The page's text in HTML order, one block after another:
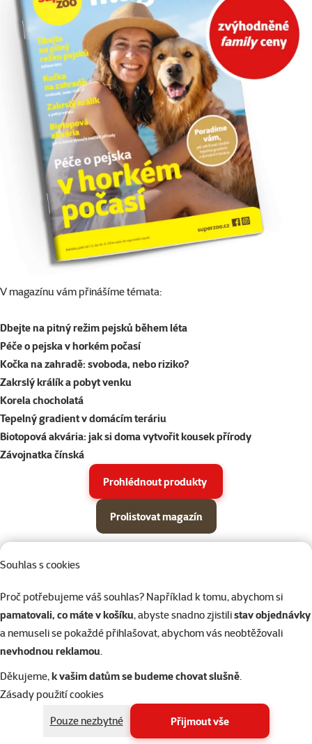
Souhlas s cookies
Proč potřebujeme váš souhlas? Například k tomu, abychom si
pamatovali, co máte v košíku, abyste snadno zjistilistav objednávky
a nemuseli se pokaždé přihlašovat, abychom vás neobtěžovali
nevhodnou reklamou.
Děkujeme,k vašim datům se budeme chovat slušně.
Zásady použití cookies
Pouze nezbytné
Přijmout vše
V magazínu vám přinášíme témata:
Dbejte na pitný režim pejsků během léta
Péče o pejska v horkém počasí
Kočka na zahradě: svoboda, nebo riziko?
Zakrslý králík a pobyt venku
Korela chocholatá
Tepelný gradient v domácím teráriu
Biotopová akvária: jak si doma vytvořit kousek přírody
Závojnatka čínská
Prohlédnout produkty
Prolistovat magazín
Kočky
Drobní savci
Ptáci
Parametrický filtr
Vybrané filtry
Produkty v akci Super zoo magazín léto 2026